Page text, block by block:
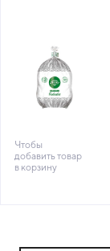
Чтобы
добавить товар
в корзину